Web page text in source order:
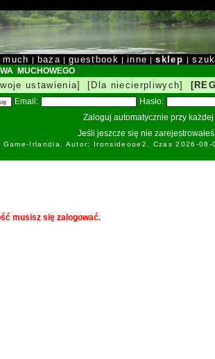
much | baza | guestbook | inne |sklep |
MUCHOWEGO
ustawienia] [Dla niecierpliwych]
Email:
Hasło:
Zaloguj automatycznie przy
Jeśli jeszcze się nie
Irlandia. Autor: Ironsideоoe2. Czas 2026-08-
musisz się zalogować.